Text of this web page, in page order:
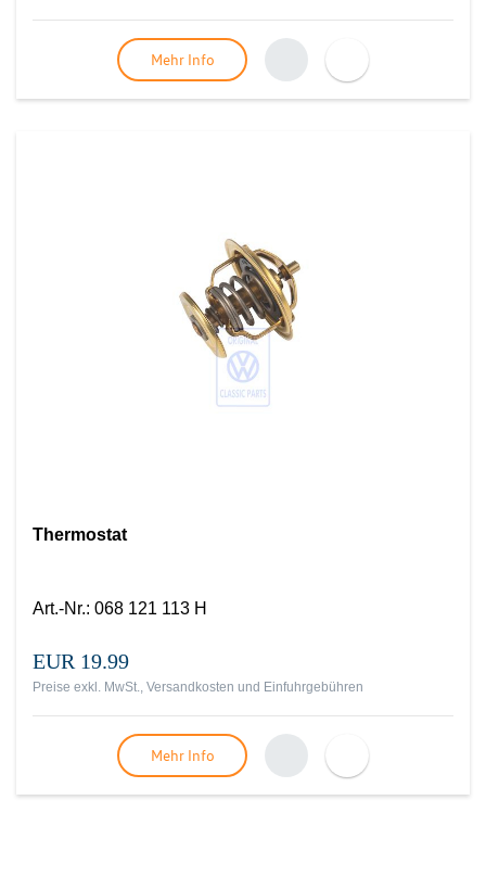
Mehr Info
Thermostat
Art.-Nr.: 068 121 113 H
EUR 19.99
Preise exkl. MwSt., Versandkosten und Einfuhrgebühren
Mehr Info